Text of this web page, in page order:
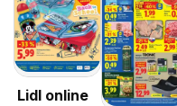
Lidl online